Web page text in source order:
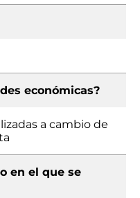
económicas?
a cambio de
en el que se